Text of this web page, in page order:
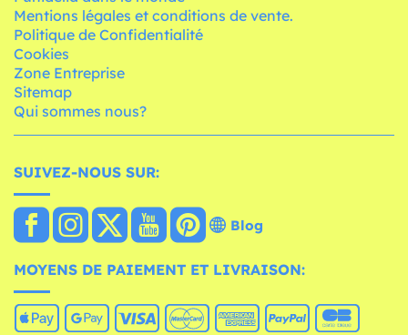
Mentions légales et conditions de vente.
Politique de Confidentialité
Cookies
Zone Entreprise
Sitemap
Qui sommes nous?
SUIVEZ-NOUS SUR:
Blog
MOYENS DE PAIEMENT ET LIVRAISON: